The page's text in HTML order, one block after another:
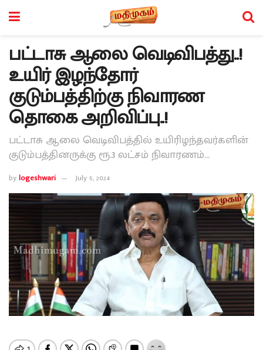
பட்டாசு ஆலை வெடிவிபத்து..!
உயிர் இழந்தோர்
குடும்பத்திற்கு நிவாரண
தொகை அறிவிப்பு..!
பட்டாசு ஆலை வெடிவிபத்தில் உயிரிழந்தவர்களின்
குடும்பத்தினருக்கு ரூ.3 லட்சம் நிவாரணம்...
bylogeshwari July 9, 2024